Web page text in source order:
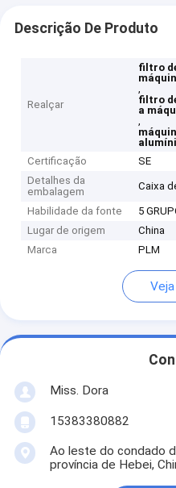
Descrição De Produto
Realçar
filtro
,
filtro
a
,
Certificação
SE
Detalhes da
embalagem
Caixa
Habilidade da fonte
5
Lugar de origem
China
Marca
PLM
Miss. Dora
15383380882
Ao leste do condado
província de Hebei,